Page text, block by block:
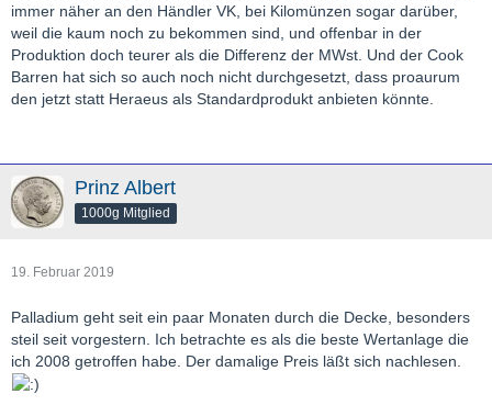
immer näher an den Händler VK, bei Kilomünzen sogar darüber,
weil die kaum noch zu bekommen sind, und offenbar in der
Produktion doch teurer als die Differenz der MWst. Und der Cook
Barren hat sich so auch noch nicht durchgesetzt, dass proaurum
den jetzt statt Heraeus als Standardprodukt anbieten könnte.
Prinz Albert
1000g Mitglied
19. Februar 2019
Palladium geht seit ein paar Monaten durch die Decke, besonders
steil seit vorgestern. Ich betrachte es als die beste Wertanlage die
ich 2008 getroffen habe. Der damalige Preis läßt sich nachlesen.